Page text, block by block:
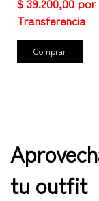
Comprar
tu outfit